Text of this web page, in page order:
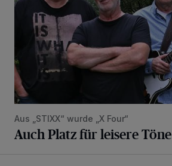
Aus „STIXX“ wurde „X Four“
Auch Platz für leisere Töne